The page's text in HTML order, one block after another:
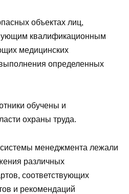
объектах лиц,
квалификационным
медицинских
определенных
обучены и
охраны труда.
менеджмента лежали
различных
соответствующих
и рекомендаций